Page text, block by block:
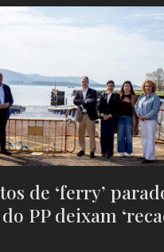
de ‘ferry’
PP deixam